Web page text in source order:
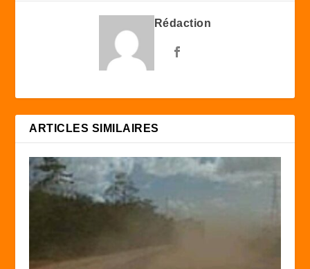
Rédaction
ARTICLES SIMILAIRES